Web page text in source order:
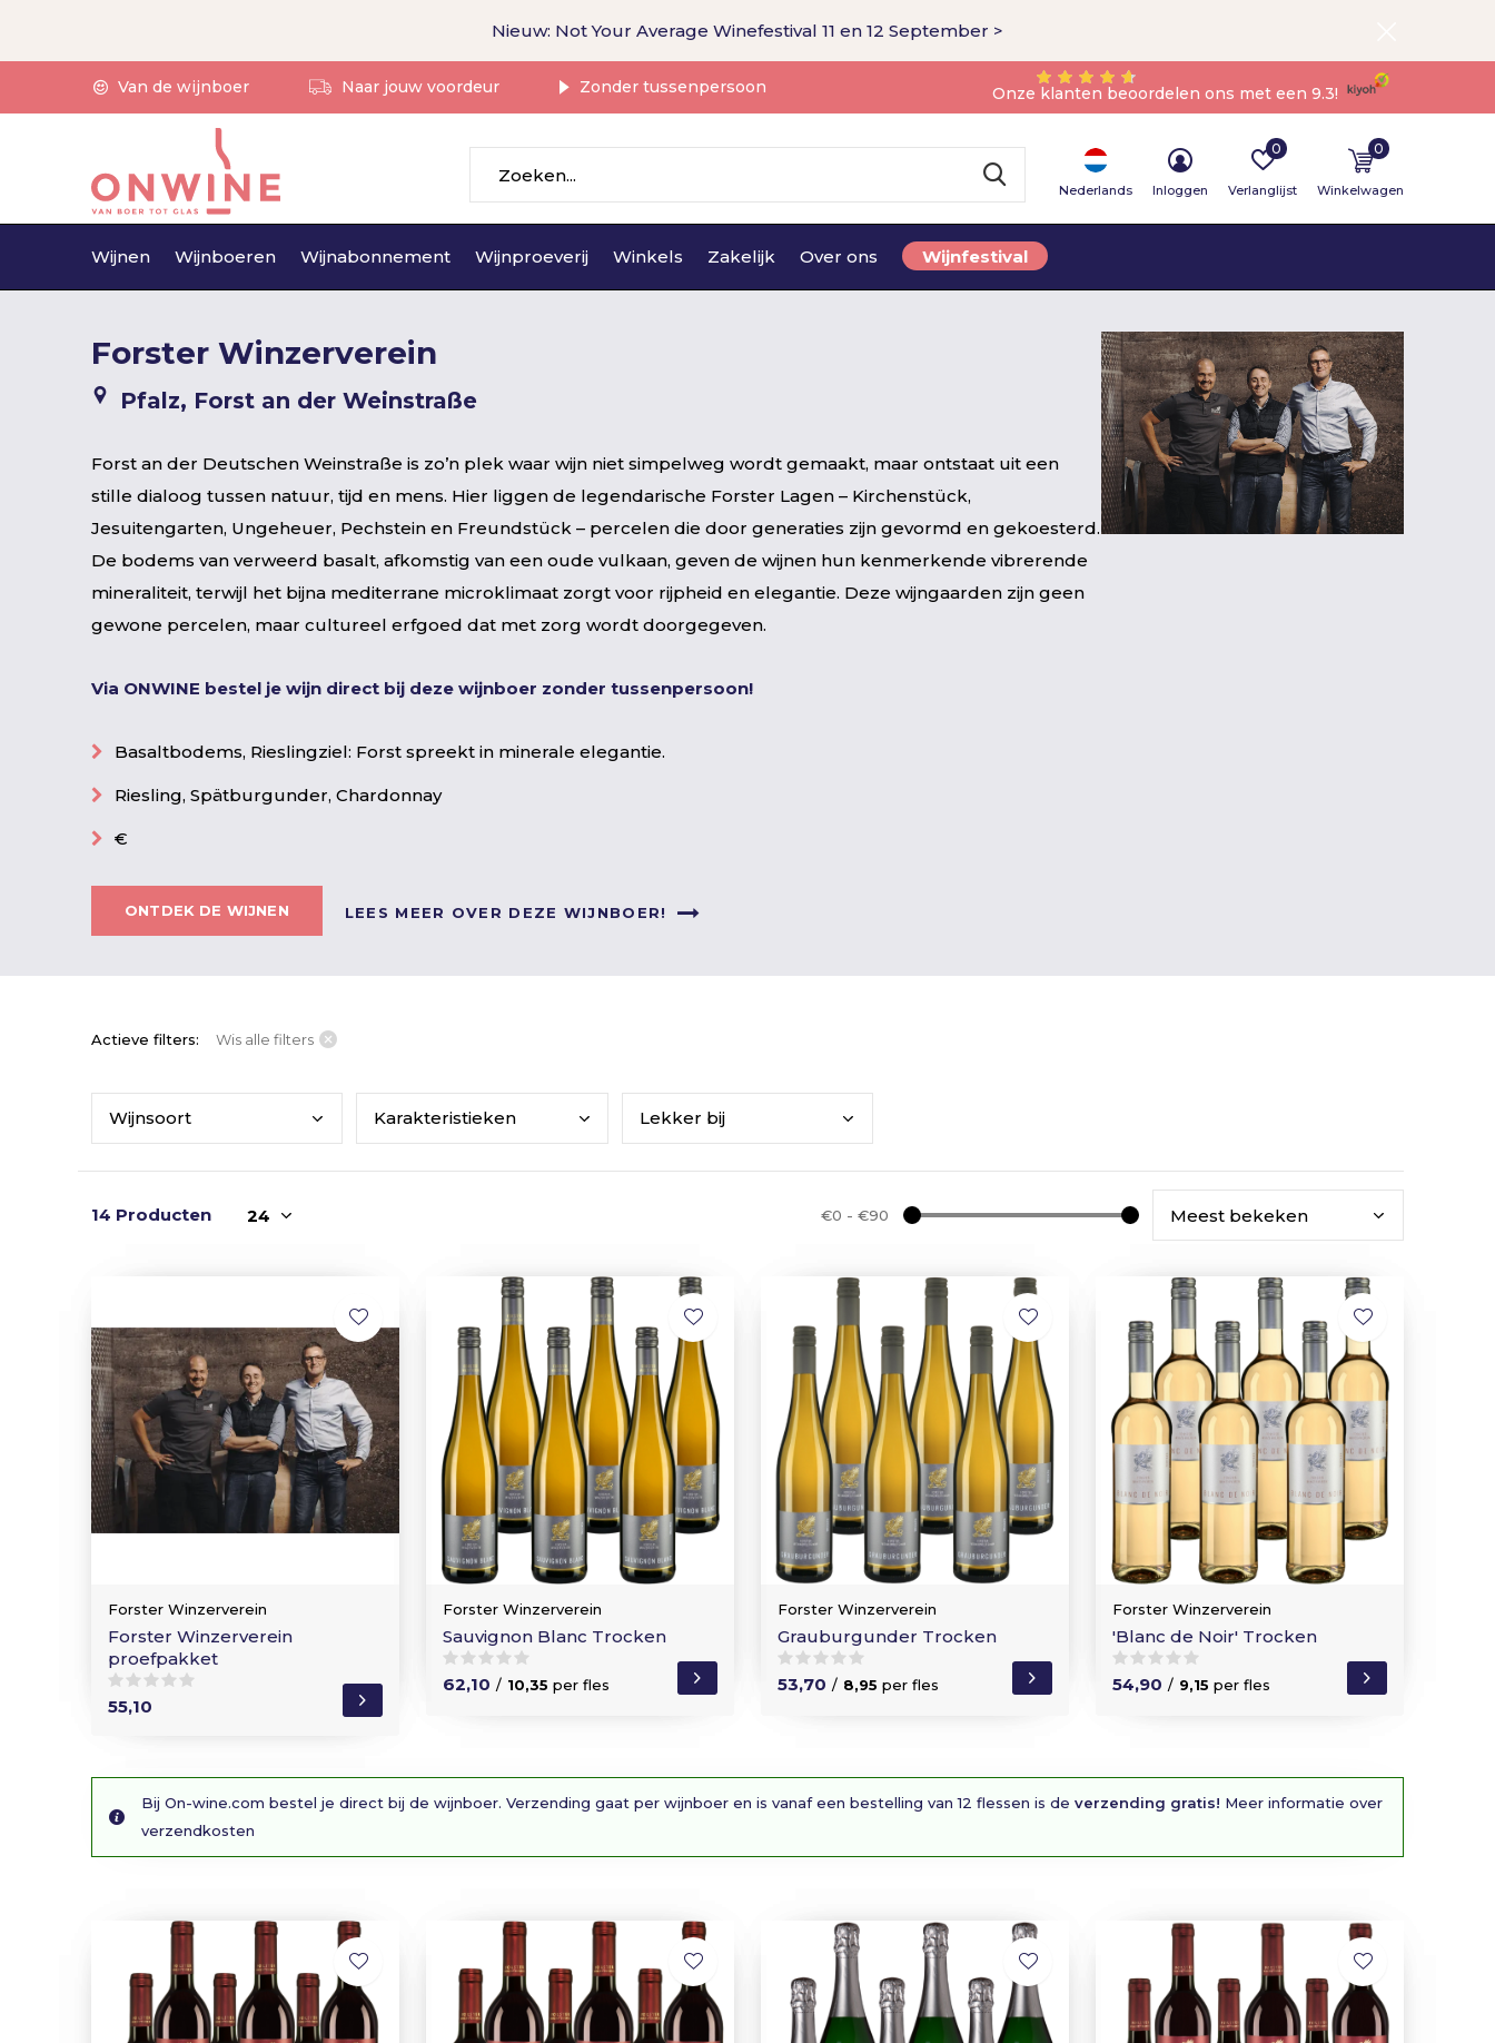
Wijnen Wijnboeren Wijnabonnement Wijnproeverij Winkels Zakelijk Over ons Wijnfestival
Nederlands Inloggen Verlanglijst
0
Winkelwagen
0
Van de wijnboer Naar jouw voordeur Zonder tussenpersoon Onze klanten beoordelen ons met een 9.3!
Nieuw: Not Your Average Winefestival 11 en 12 September >
Forster Winzerverein
Pfalz, Forst an der Weinstraße
Forst an der Deutschen Weinstraße is zo’n plek waar wijn niet simpelweg wordt gemaakt, maar ontstaat uit een
stille dialoog tussen natuur, tijd en mens. Hier liggen de legendarische Forster Lagen – Kirchenstück,
Jesuitengarten, Ungeheuer, Pechstein en Freundstück – percelen die door generaties zijn gevormd en gekoesterd.
De bodems van verweerd basalt, afkomstig van een oude vulkaan, geven de wijnen hun kenmerkende vibrerende
mineraliteit, terwijl het bijna mediterrane microklimaat zorgt voor rijpheid en elegantie. Deze wijngaarden zijn geen
gewone percelen, maar cultureel erfgoed dat met zorg wordt doorgegeven.
Via ONWINE bestel je wijn direct bij deze wijnboer zonder tussenpersoon!
Basaltbodems, Rieslingziel: Forst spreekt in minerale elegantie.
Riesling, Spätburgunder, Chardonnay
€
ONTDEK DE WIJNEN LEES MEER OVER DEZE WIJNBOER!
Actieve filters: Wis alle filters
Wijnsoort Karakteristieken Lekker bij
14 Producten €0 - €90
Forster Winzerverein
Forster Winzerverein
proefpakket
55,10
Forster Winzerverein
Sauvignon Blanc Trocken
62,10 / 10,35 per fles
Forster Winzerverein
Grauburgunder Trocken
53,70 / 8,95 per fles
Forster Winzerverein
'Blanc de Noir' Trocken
54,90 / 9,15 per fles
Bij On-wine.com bestel je direct bij de wijnboer. Verzending gaat per wijnboer en is vanaf een bestelling van 12 flessen is de verzending gratis! Meer informatie over
verzendkosten